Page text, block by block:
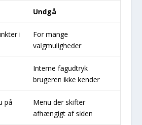
Undgå
i
For mange
valgmuligheder
Interne fagudtryk
brugeren ikke kender
på
Menu der skifter
afhængigt af siden